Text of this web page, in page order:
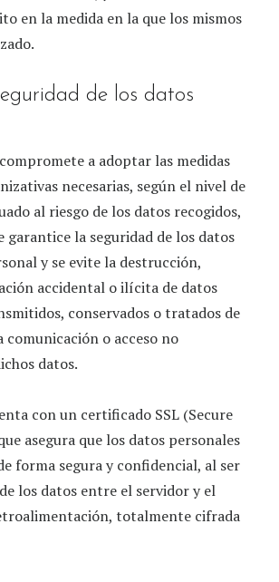
en la medida en la que los mismos
de los datos
a adoptar las medidas
necesarias, según el nivel de
al riesgo de los datos recogidos,
garantice la seguridad de los datos
y se evite la destrucción,
accidental o ilícita de datos
conservados o tratados de
o acceso no
datos.
con un certificado SSL (Secure
asegura que los datos personales
forma segura y confidencial, al ser
los datos entre el servidor y el
totalmente cifrada